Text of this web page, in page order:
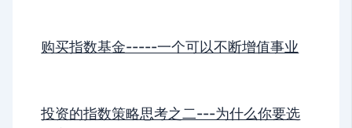
购买指数基金-----一个可以不断增值事业
投资的指数策略思考之二---为什么你要选